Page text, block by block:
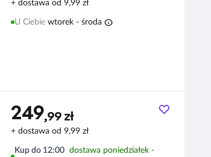
+ dostawa od 9,99 zł
U Ciebie wtorek - środa info
249,99 zł
+ dostawa od 9,99 zł
Kup do 12:00 dostawa poniedziałek -